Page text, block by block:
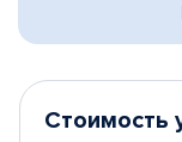
Стоимость